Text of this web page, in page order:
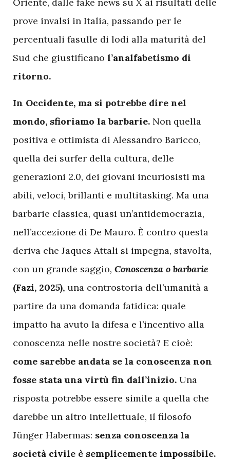
Oriente, dalle fake news su X ai risultati delle
prove invalsi in Italia, passando per le
percentuali fasulle di lodi alla maturità del
Sud che giustificano l’analfabetismo di
ritorno.
In Occidente, ma si potrebbe dire nel
mondo, sfioriamo la barbarie. Non quella
positiva e ottimista di Alessandro Baricco,
quella dei surfer della cultura, delle
generazioni 2.0, dei giovani incuriosisti ma
abili, veloci, brillanti e multitasking. Ma una
barbarie classica, quasi un’antidemocrazia,
nell’accezione di De Mauro. È contro questa
deriva che Jaques Attali si impegna, stavolta,
con un grande saggio, Conoscenza o barbarie
(Fazi, 2025), una controstoria dell’umanità a
partire da una domanda fatidica: quale
impatto ha avuto la difesa e l’incentivo alla
conoscenza nelle nostre società? E cioè:
come sarebbe andata se la conoscenza non
fosse stata una virtù fin dall’inizio. Una
risposta potrebbe essere simile a quella che
darebbe un altro intellettuale, il filosofo
Jünger Habermas: senza conoscenza la
società civile è semplicemente impossibile.